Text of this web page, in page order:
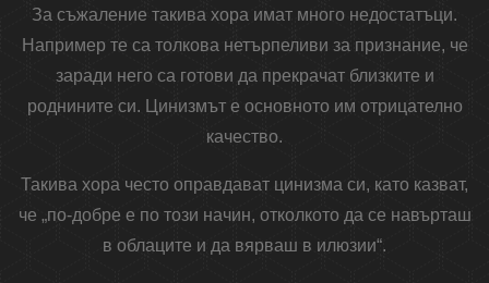
За съжаление такива хора имат много недостатъци.
Например те са толкова нетърпеливи за признание, че
заради него са готови да прекрачат близките и
роднините си. Цинизмът е основното им отрицателно
качество.
Такива хора често оправдават цинизма си, като казват,
че „по-добре е по този начин, отколкото да се навърташ
в облаците и да вярваш в илюзии“.